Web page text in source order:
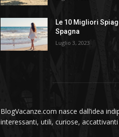
Le 10 Migliori
Spagna
Luglio 3, 2023
BlogVacanze.com nasce dall’idea
interessanti, utili, curiose,